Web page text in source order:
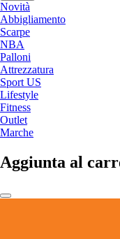
Novità
Abbigliamento
Scarpe
NBA
Palloni
Attrezzatura
Sport US
Lifestyle
Fitness
Outlet
Marche
Aggiunta al